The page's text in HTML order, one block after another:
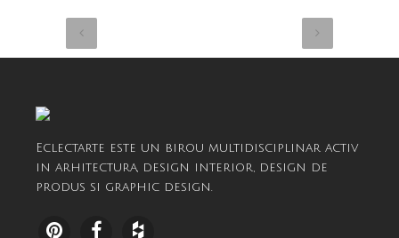
Eclectarte este un birou multidisciplinar activ
in arhitectura, design interior, design de
produs si graphic design.